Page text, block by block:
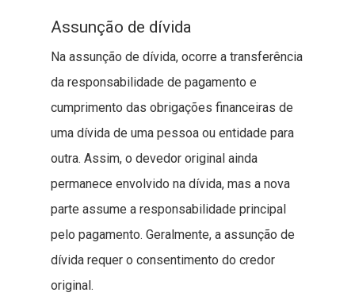
Assunção de dívida
Na assunção de dívida, ocorre a transferência
da responsabilidade de pagamento e
cumprimento das obrigações financeiras de
uma dívida de uma pessoa ou entidade para
outra. Assim, o devedor original ainda
permanece envolvido na dívida, mas a nova
parte assume a responsabilidade principal
pelo pagamento. Geralmente, a assunção de
dívida requer o consentimento do credor
original.